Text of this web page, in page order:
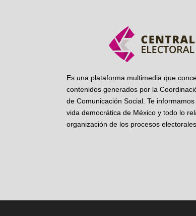
Es una plataforma multimedia que
contenidos generados por la
de Comunicación Social. Te
vida democrática de México y todo lo
organización de los procesos electorales